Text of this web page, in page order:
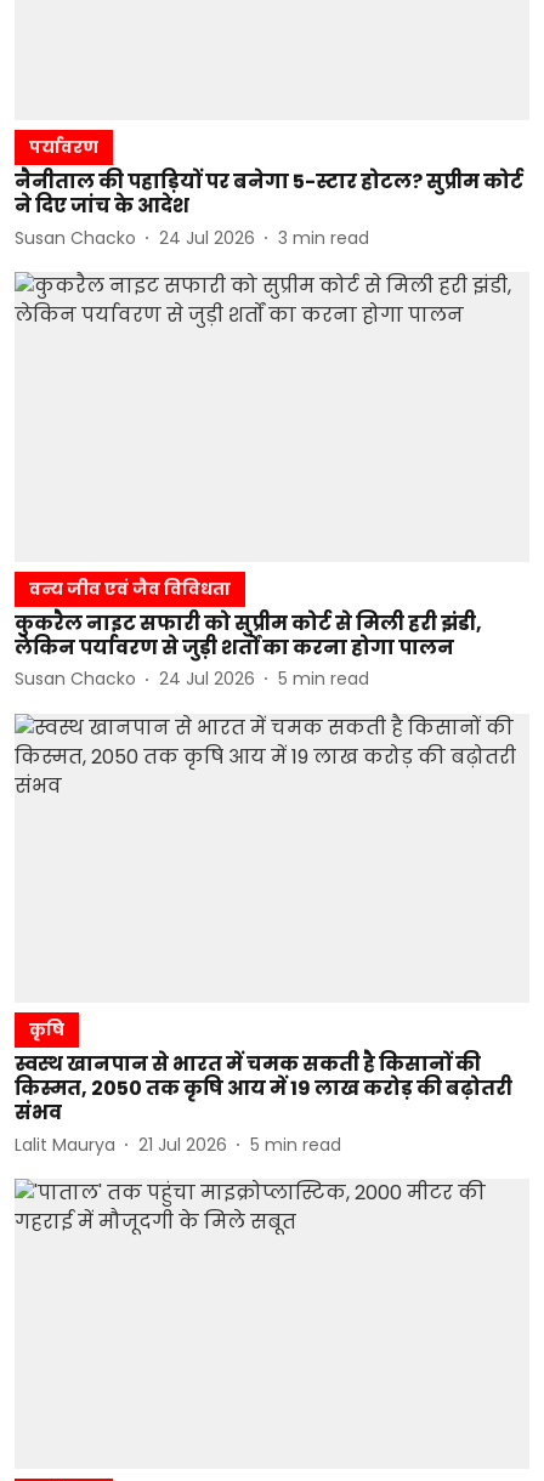
पर्यावरण
नैनीताल की पहाड़ियों पर बनेगा 5-स्टार होटल? सुप्रीम कोर्ट
ने दिए जांच के आदेश
Susan Chacko 24 Jul 2026 3 min read
वन्य जीव एवं जैव विविधता
कुकरैल नाइट सफारी को सुप्रीम कोर्ट से मिली हरी झंडी,
लेकिन पर्यावरण से जुड़ी शर्तों का करना होगा पालन
Susan Chacko 24 Jul 2026 5 min read
कृषि
स्वस्थ खानपान से भारत में चमक सकती है किसानों की
किस्मत, 2050 तक कृषि आय में 19 लाख करोड़ की बढ़ोतरी
संभव
Lalit Maurya 21 Jul 2026 5 min read